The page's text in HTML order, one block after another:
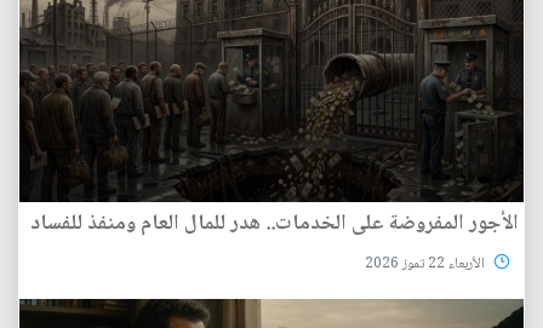
الأجور المفروضة على الخدمات.. هدر للمال العام ومنفذ للفساد
الأربعاء 22 تموز 2026